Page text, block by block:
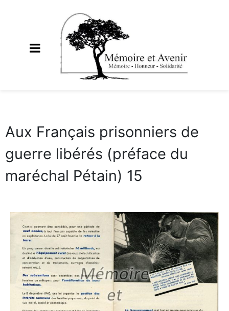
Aux Français prisonniers de
guerre libérés (préface du
maréchal Pétain) 15